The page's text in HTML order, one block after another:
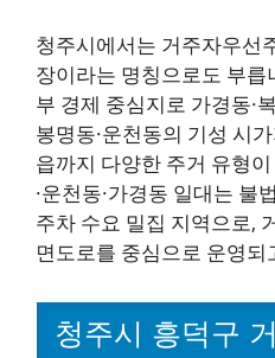
청주시에서는 거주자우선
장이라는 명칭으로도 부
부 경제 중심지로 가경동·
봉명동·운천동의 기성 시
읍까지 다양한 주거 유형
·운천동·가경동 일대는 불
주차 수요 밀집 지역으로,
면도로를 중심으로 운영되
청주시 흥덕구